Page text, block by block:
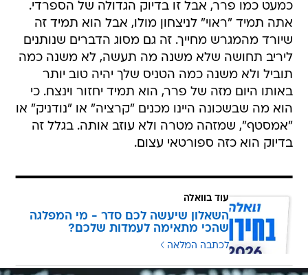
כמעט כמו פרר, אבל זו בדיוק הגדולה של הספרדי.
אתה תמיד "ראוי" לניצחון מולו, אבל הוא תמיד זה
שיורד מהמגרש מחייך. זה גם מסוג הדברים שנותנים
ליריב תחושה שלא משנה מה תעשה, לא משנה כמה
תוביל ולא משנה כמה הטניס שלך יהיה טוב יותר
באותו היום מזה של פרר, הוא תמיד יחזור וינצח. כי
הוא מה שבשכונה היינו מכנים "קרציה" או "נודניק" או
"אמסטף", שמזהה מטרה ולא עוזב אותה. בגלל זה
בדיוק הוא כזה ספורטאי עצום.
עוד בוואלה
השאלון שיעשה לכם סדר - מי המפלגה
שהכי מתאימה לעמדות שלכם?
לכתבה המלאה